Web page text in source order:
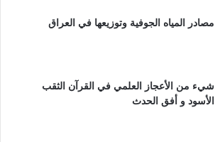
مصادر المياه الجوفية وتوزيعها في العراق
شيء من الأعجاز العلمي في القرآن الثقب
الأسود و أفق الحدث